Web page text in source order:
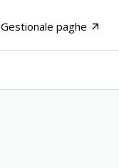
Gestionale paghe arrow_outward